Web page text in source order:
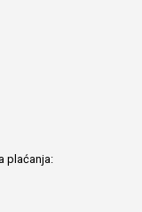
plaćanja: